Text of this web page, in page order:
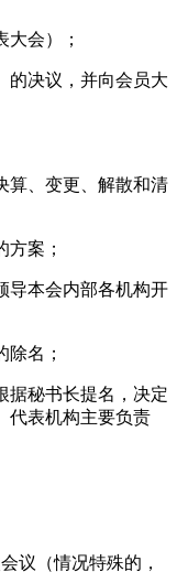
大会）；
的决议，并向会员大
算、变更、解散和清
方案；
导本会内部各机构开
除名；
据秘书长提名，决定
代表机构主要负责
议（情况特殊的，